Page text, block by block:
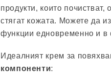
продукти, които
стягат кожата. Можете да
функции едновременно и
Идеалният крем за
компоненти: